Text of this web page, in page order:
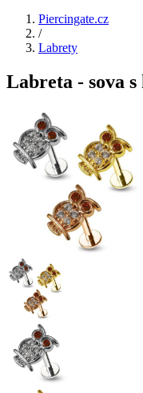
Piercingate.cz
/
Labrety
Labreta - sova